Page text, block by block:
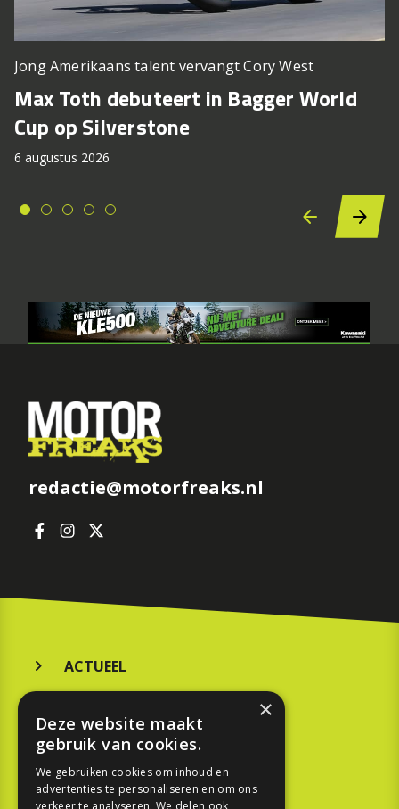
Jong Amerikaans talent vervangt Cory West
Max Toth debuteert in Bagger World
Cup op Silverstone
6 augustus 2026
redactie@motorfreaks.nl
ACTUEEL
KOOPGIDS
TESTEN
×
Deze website maakt
gebruik van cookies.
We gebruiken cookies om inhoud en
advertenties te personaliseren en om ons
verkeer te analyseren. We delen ook